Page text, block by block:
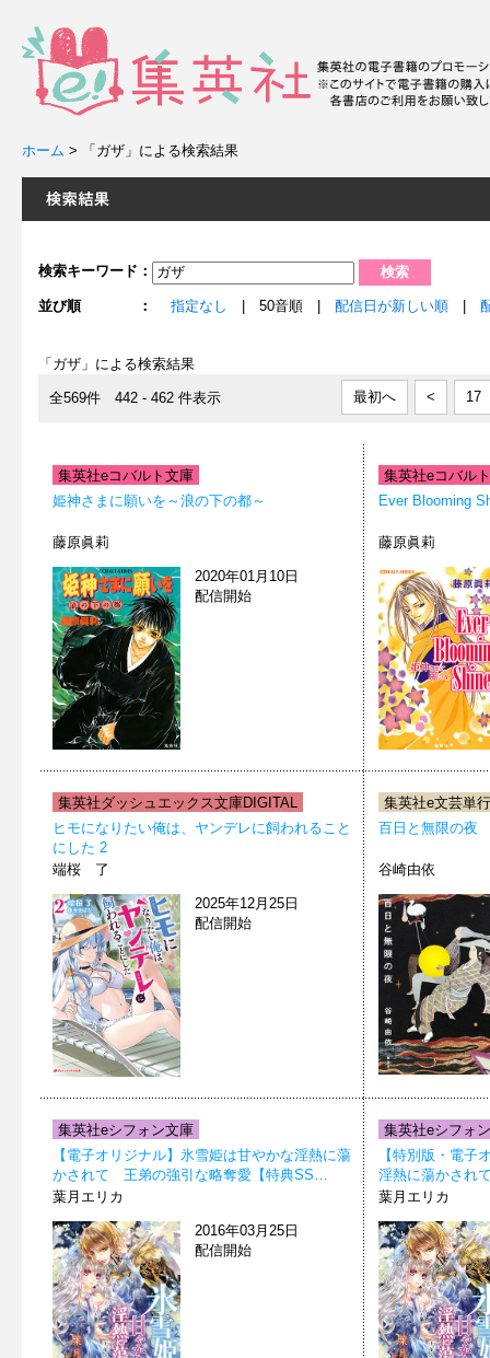
ホーム > 「ガザ」による検索結果
検索キーワード：
並び順 ： 指定なし | 50音順 | 配信日が新しい順
「ガザ」による検索結果
全569件 442 - 462 件表示 最初へ < 17
集英社eコバルト文庫
姫神さまに願いを～浪の下の都～
藤原眞莉
2020年01月10日
配信開始
集英社eコバル
Ever Blooming
藤原眞莉
集英社ダッシュエックス文庫DIGITAL
ヒモになりたい俺は、ヤンデレに飼われること
にした 2
端桜 了
2025年12月25日
配信開始
集英社e文芸単
百日と無限の夜
谷崎由依
集英社eシフォン文庫
【電子オリジナル】氷雪姫は甘やかな淫熱に蕩
かされて 王弟の強引な略奪愛【特典SS…
葉月エリカ
2016年03月25日
配信開始
集英社eシフォ
【特別版・電子
淫熱に蕩かされ
葉月エリカ